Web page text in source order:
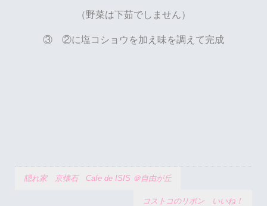
（野菜は下茹でしません）
③ ②に塩コショウを加え味を調えて完成
隠れ家 京懐石 Cafe de ISIS ＠自由が丘
コストコのリボン いいね！